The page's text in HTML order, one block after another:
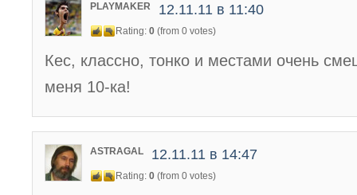
PLAYMAKER 12.11.11 в 11:40
Rating: 0 (from 0 votes)
Кес, классно, тонко и местами очень
меня 10-ка!
ASTRAGAL 12.11.11 в 14:47
Rating: 0 (from 0 votes)